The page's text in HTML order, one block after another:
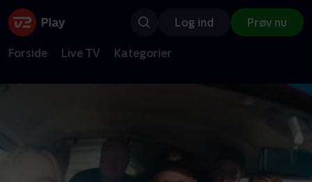
Log ind Prøv nu
Forside Live TV Kategorier